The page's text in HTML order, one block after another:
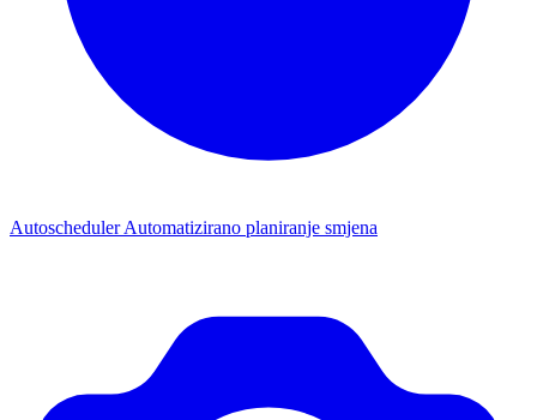
AutoschedulerAutomatizirano planiranje smjena